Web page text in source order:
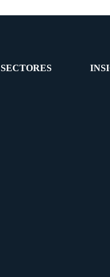
SECTORES